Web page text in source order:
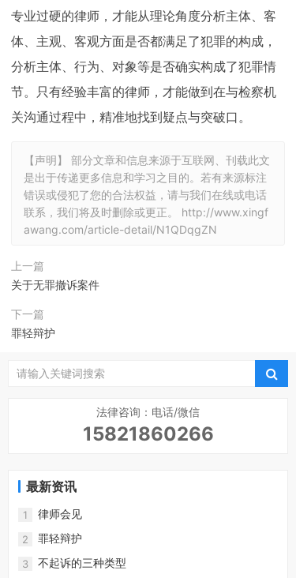
专业过硬的律师，才能从理论角度分析主体、客
体、主观、客观方面是否都满足了犯罪的构成，
分析主体、行为、对象等是否确实构成了犯罪情
节。只有经验丰富的律师，才能做到在与检察机
关沟通过程中，精准地找到疑点与突破口。
【声明】 部分文章和信息来源于互联网、刊载此文
是出于传递更多信息和学习之目的。若有来源标注
错误或侵犯了您的合法权益，请与我们在线或电话
联系，我们将及时删除或更正。 http://www.xingf
awang.com/article-detail/N1QDqgZN
上一篇
关于无罪撤诉案件
下一篇
罪轻辩护
法律咨询：电话/微信
15821860266
最新资讯
1 律师会见
2 罪轻辩护
3 不起诉的三种类型